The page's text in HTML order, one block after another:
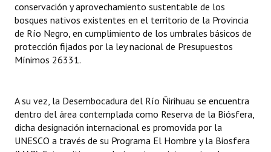
conservación y aprovechamiento sustentable de los
bosques nativos existentes en el territorio de la Provincia
de Río Negro, en cumplimiento de los umbrales básicos de
protección fijados por la ley nacional de Presupuestos
Mínimos 26331.
A su vez, la Desembocadura del Río Ñirihuau se encuentra
dentro del área contemplada como Reserva de la Biósfera,
dicha designación internacional es promovida por la
UNESCO a través de su Programa El Hombre y la Biosfera